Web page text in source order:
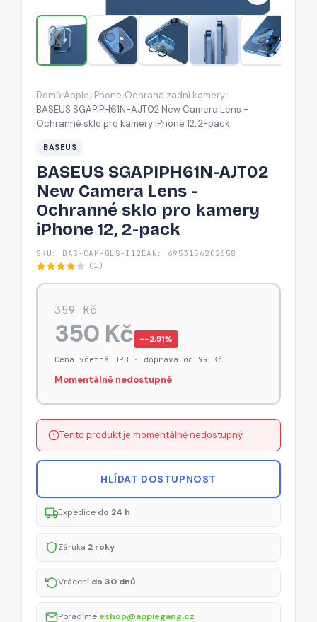
-
Ochranné
sklo
pro
iPhone
12,
Domů/Apple/iPhone/Ochrana zadní kamery/
BASEUS SGAPIPH61N-AJT02 New Camera Lens -
Ochranné sklo pro kamery iPhone 12, 2-pack
BASEUS
BASEUS SGAPIPH61N-AJT02
New Camera Lens -
Ochranné sklo pro kamery
iPhone 12, 2-pack
SKU: BAS-CAM-GLS-I12 EAN: 6953156202658
(1)
359 Kč
350 Kč −-2,51%
Cena včetně DPH · doprava od 99 Kč
Momentálně nedostupné
Tento produkt je momentálně nedostupný.
HLÍDAT DOSTUPNOST
Expedice do 24 h
Záruka 2 roky
Vrácení do 30 dnů
Poradíme eshop@applegang.cz